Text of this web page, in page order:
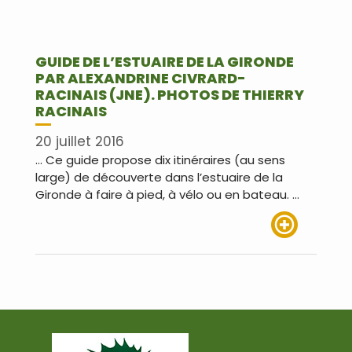
GUIDE DE L’ESTUAIRE DE LA GIRONDE
PAR ALEXANDRINE CIVRARD-
RACINAIS (JNE). PHOTOS DE THIERRY
RACINAIS
20 juillet 2016
… Ce guide propose dix itinéraires (au sens
large) de découverte dans l’estuaire de la
Gironde à faire à pied, à vélo ou en bateau. …